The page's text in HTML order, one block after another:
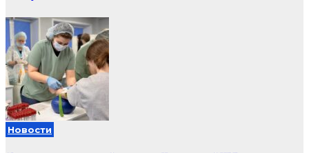
Новости